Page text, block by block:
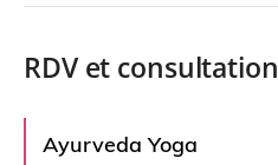
RDV et consultation
Ayurveda Yoga